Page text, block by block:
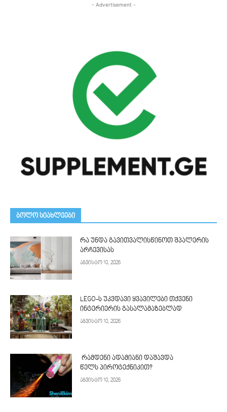
- Advertisement -
ᲑᲝᲚᲝ ᲡᲘᲐᲮᲚᲔᲔᲑᲘ
რა უნდა გავითვალისწინოთ შპალერის
არჩევისას
აგვისტო 10, 2026
LEGO-ს უკვდავი ყვავილები თქვენი
ინტერიერის გასალამაზებლად
აგვისტო 10, 2026
რამდენი ადამიანი დაშავდა
წელს პიროტექნიკით?
აგვისტო 10, 2026